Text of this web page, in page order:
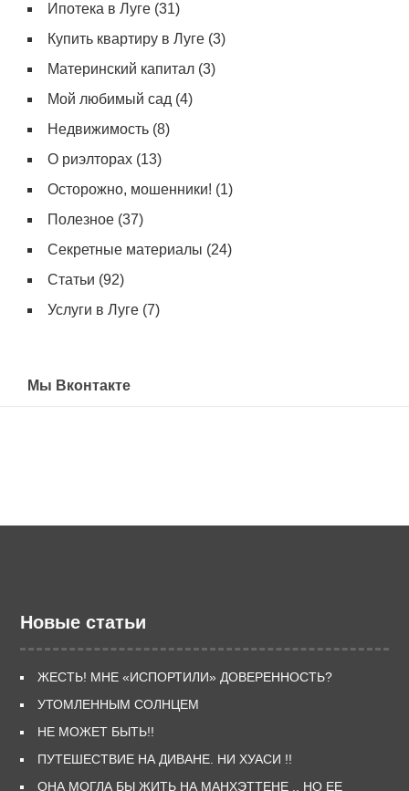
Ипотека в Луге (31)
Купить квартиру в Луге (3)
Материнский капитал (3)
Мой любимый сад (4)
Недвижимость (8)
О риэлторах (13)
Осторожно, мошенники! (1)
Полезное (37)
Секретные материалы (24)
Статьи (92)
Услуги в Луге (7)
Мы Вконтакте
Новые статьи
ЖЕСТЬ! МНЕ «ИСПОРТИЛИ» ДОВЕРЕННОСТЬ?
УТОМЛЕННЫМ СОЛНЦЕМ
НЕ МОЖЕТ БЫТЬ!!
ПУТЕШЕСТВИЕ НА ДИВАНЕ. НИ ХУАСИ !!
ОНА МОГЛА БЫ ЖИТЬ НА МАНХЭТТЕНЕ .. НО ЕЕ